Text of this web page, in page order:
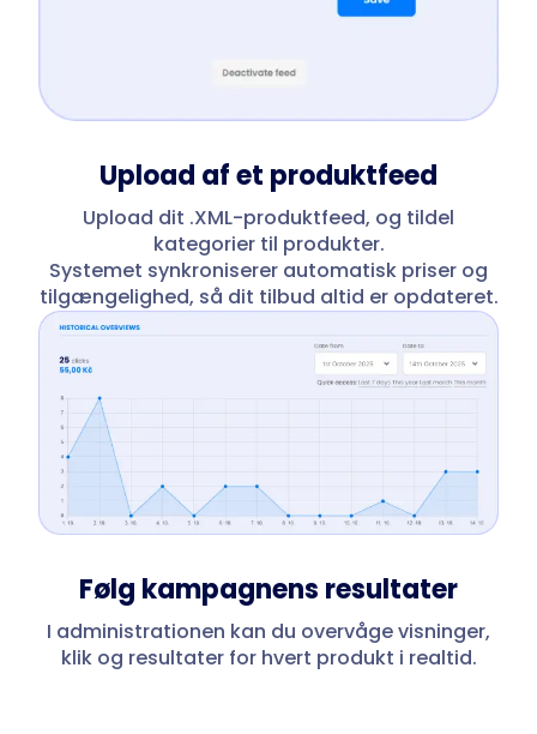
Upload af et produktfeed
Upload dit .XML-produktfeed, og tildel
kategorier til produkter.
Systemet synkroniserer automatisk priser og
tilgængelighed, så dit tilbud altid er opdateret.
Følg kampagnens resultater
I administrationen kan du overvåge visninger,
klik og resultater for hvert produkt i realtid.